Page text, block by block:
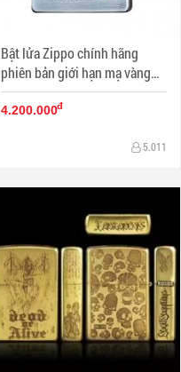
Bật lửa Zippo chính hãng
phiên bản giới hạn mạ vàng
Dragon giữ ngọc
4.200.000đ
5.011